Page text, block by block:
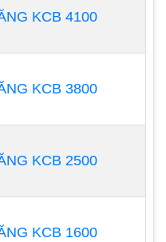
của máy sao
hóa chất
KCB 4100
KCB 3800
KCB 2500
KCB 1600